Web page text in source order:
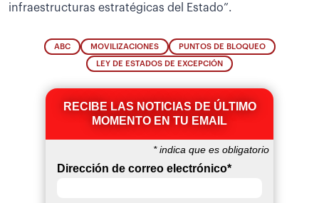
infraestructuras estratégicas del Estado”.
ABC MOVILIZACIONES PUNTOS DE BLOQUEO
LEY DE ESTADOS DE EXCEPCIÓN
RECIBE LAS NOTICIAS DE ÚLTIMO
MOMENTO EN TU EMAIL
*indica que es obligatorio
Dirección de correo electrónico*